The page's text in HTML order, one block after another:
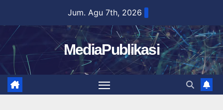
content
Jum. Agu 7th, 2026
MediaPublikasi